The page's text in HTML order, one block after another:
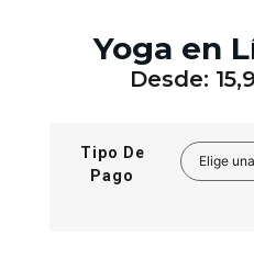
Yoga en
Desde:
Tipo De
Pago